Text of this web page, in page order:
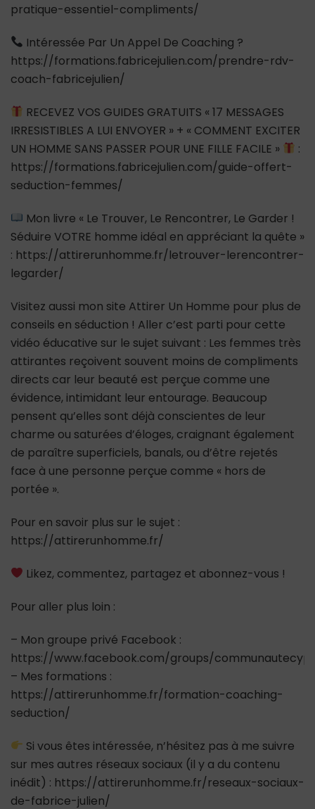
pratique-essentiel-compliments/
Intéressée Par Un Appel De Coaching ?
https://formations.fabricejulien.com/prendre-rdv-
coach-fabricejulien/
RECEVEZ VOS GUIDES GRATUITS « 17 MESSAGES
IRRESISTIBLES A LUI ENVOYER » + « COMMENT EXCITER
UN HOMME SANS PASSER POUR UNE FILLE FACILE »
:
https://formations.fabricejulien.com/guide-offert-
seduction-femmes/
Mon livre « Le Trouver, Le Rencontrer, Le Garder !
Séduire VOTRE homme idéal en appréciant la quête »
: https://attirerunhomme.fr/letrouver-lerencontrer-
legarder/
Visitez aussi mon site Attirer Un Homme pour plus de
conseils en séduction ! Aller c’est parti pour cette
vidéo éducative sur le sujet suivant : Les femmes très
attirantes reçoivent souvent moins de compliments
directs car leur beauté est perçue comme une
évidence, intimidant leur entourage. Beaucoup
pensent qu’elles sont déjà conscientes de leur
charme ou saturées d’éloges, craignant également
de paraître superficiels, banals, ou d’être rejetés
face à une personne perçue comme « hors de
portée ».
Pour en savoir plus sur le sujet :
https://attirerunhomme.fr/
Likez, commentez, partagez et abonnez-vous !
Pour aller plus loin :
– Mon groupe privé Facebook :
https://www.facebook.com/groups/
– Mes formations :
https://attirerunhomme.fr/formation-coaching-
seduction/
Si vous êtes intéressée, n’hésitez pas à me suivre
sur mes autres réseaux sociaux (il y a du contenu
inédit) : https://attirerunhomme.fr/reseaux-sociaux-
de-fabrice-julien/